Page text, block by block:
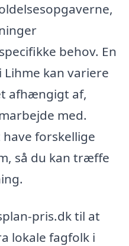
behov. En
kan variere
afhængigt af,
med.
forskellige
så du kan træffe
pris.dk til at
lokale fagfolk i